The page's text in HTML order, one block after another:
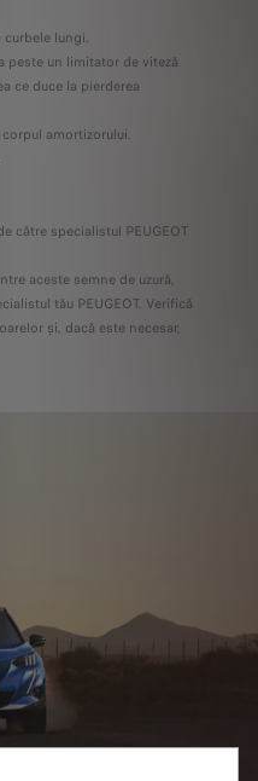
curbele lungi.
peste un limitator de viteză
ce duce la pierderea
amortizorului.
către specialistul PEUGEOT
aceste semne de uzură,
tău PEUGEOT. Verifică
și, dacă este necesar,